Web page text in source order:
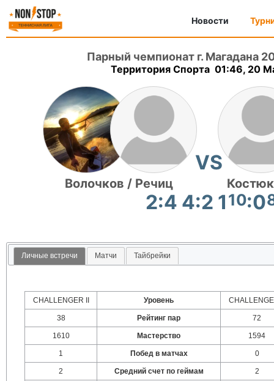
Новости
Парный чемпионат г. Магадана
Территория Спорта 01:46, 20
Волочков / Речиц
VS
2:4 4:2 110:0
Личные встречи Матчи Тайбрейки
CHALLENGER II Уровень
38 Рейтинг пар 72
1610 Мастерство 1594
1 Побед в матчах 0
2 Средний счет по геймам 2